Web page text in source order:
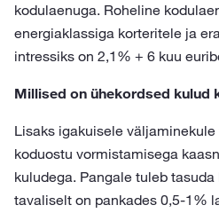
kodulaenuga. Roheline
energiaklassiga korteritele ja
intressiks on 2,1% + 6 kuu
Millised on ühekordsed kulud
Lisaks igakuisele
koduostu vormistamisega
kuludega. Pangale tuleb
tavaliselt on pankades 0,5-1%